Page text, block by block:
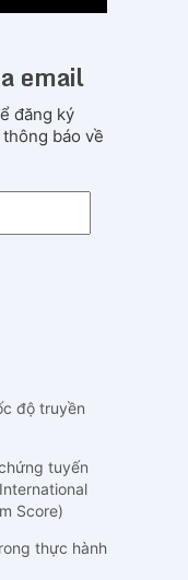
email
đăng ký
báo về
độ truyền
tuyến
Score)
thực hành